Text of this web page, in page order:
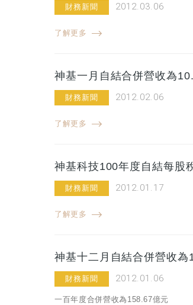
財務新聞 2012.03.06
了解更多
神基一月自結合併營收為
財務新聞 2012.02.06
了解更多
神基科技100年度自結每股
財務新聞 2012.01.17
了解更多
神基十二月自結合併營收為
財務新聞 2012.01.06
一百年度合併營收為158.67億元